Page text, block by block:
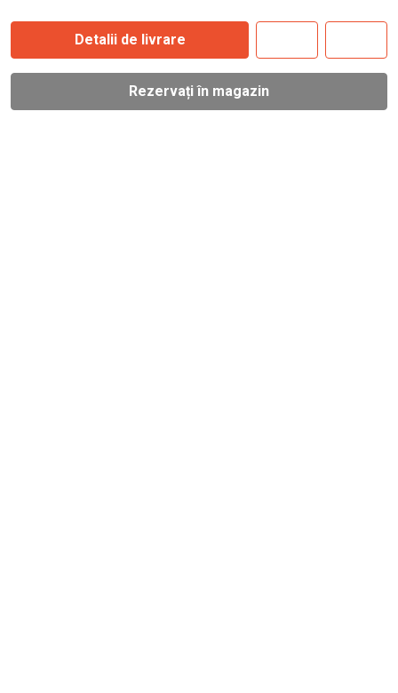
Detalii de livrare
Rezervați în magazin